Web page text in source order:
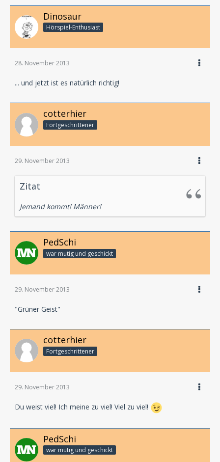
Dinosaur
Hörspiel-En­thu­si­ast
28. November 2013
... und jetzt ist es natürlich richtig!
cotterhier
Fortgeschrittener
29. November 2013
Zitat
Jemand kommt! Männer!
PedSchi
war mutig und geschickt
29. November 2013
"Grüner Geist"
cotterhier
Fortgeschrittener
29. November 2013
Du weist viel! Ich meine zu viel! Viel zu viel!
PedSchi
war mutig und geschickt